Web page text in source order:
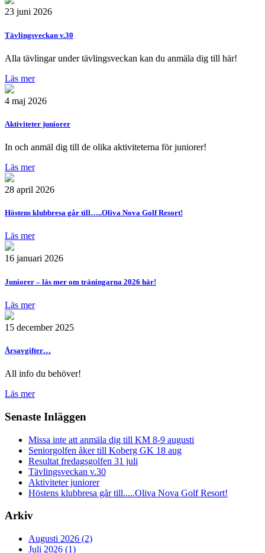
23 juni 2026
Tävlingsveckan v.30
Alla tävlingar under tävlingsveckan kan du anmäla dig till här!
Läs mer
4 maj 2026
Aktiviteter juniorer
In och anmäl dig till de olika aktiviteterna för juniorer!
Läs mer
28 april 2026
Höstens klubbresa går till…..Oliva Nova Golf Resort!
Läs mer
16 januari 2026
Juniorer – läs mer om träningarna 2026 här!
Läs mer
15 december 2025
Årsavgifter…
All info du behöver!
Läs mer
Senaste Inläggen
Missa inte att anmäla dig till KM 8-9 augusti
Seniorgolfen åker till Koberg GK 18 aug
Resultat fredagsgolfen 31 juli
Tävlingsveckan v.30
Aktiviteter juniorer
Höstens klubbresa går till.....Oliva Nova Golf Resort!
Arkiv
Augusti 2026 (2)
Juli 2026 (1)